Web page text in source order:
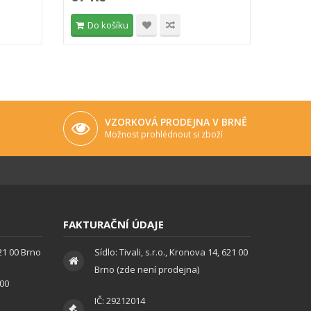
Do košíku
VZORKOVÁ PRODEJNA V BRNĚ
Možnost prohlédnout si zboží
00 Brno
FAKTURAČNÍ ÚDAJE
Sídlo: Tivali, s.r.o., Kronova 14, 621 00
Brno (zde není prodejna)
IČ: 29212014